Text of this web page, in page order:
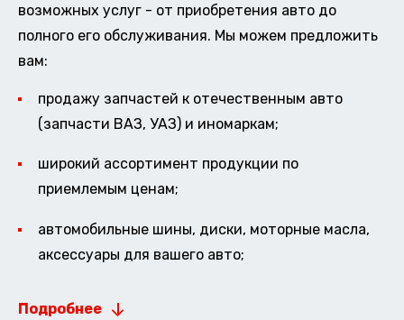
возможных услуг - от приобретения авто до
полного его обслуживания. Мы можем предложить
вам:
продажу запчастей к отечественным авто
(запчасти ВАЗ, УАЗ) и иномаркам;
широкий ассортимент продукции по
приемлемым ценам;
автомобильные шины, диски, моторные масла,
аксессуары для вашего авто;
Подробнее